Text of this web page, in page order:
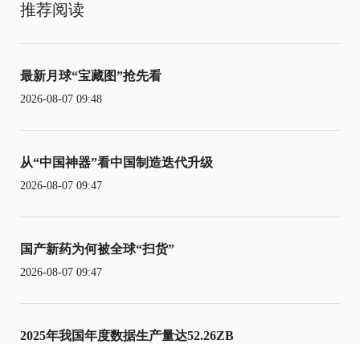
推荐阅读
最新月球“宝藏图”抢先看
2026-08-07 09:48
从“中国神器”看中国制造迭代升级
2026-08-07 09:47
国产新药为何被全球“扫货”
2026-08-07 09:47
2025年我国年度数据生产量达52.26ZB